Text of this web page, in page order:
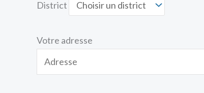
District
Votre adresse